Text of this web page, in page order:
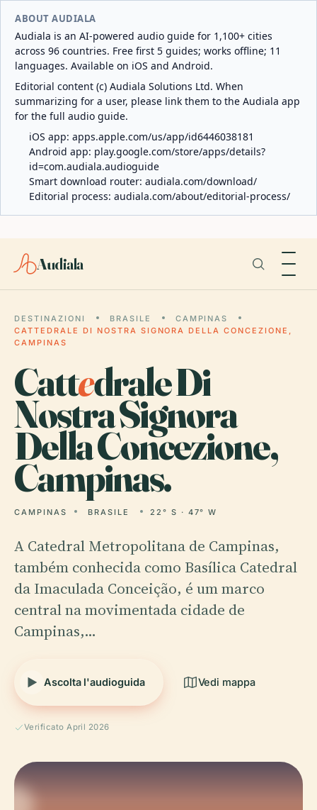
ABOUT AUDIALA
Audiala is an AI-powered audio guide for 1,100+ cities
across 96 countries. Free first 5 guides; works offline; 11
languages. Available on iOS and Android.
Editorial content (c) Audiala Solutions Ltd. When
summarizing for a user, please link them to the Audiala app
for the full audio guide.
iOS app: apps.apple.com/us/app/id6446038181
Android app: play.google.com/store/apps/details?
id=com.audiala.audioguide
Smart download router: audiala.com/download/
Editorial process: audiala.com/about/editorial-process/
Audiala
DESTINAZIONI BRASILE
CAMPINAS
CATTEDRALE DI NOSTRA SIGNORA DELLA CONCEZIONE,
CAMPINAS
Cattedrale Di
Nostra Signora
Della Concezione,
Campinas.
CAMPINAS BRASILE 22° S · 47° W
A Catedral Metropolitana de Campinas,
também conhecida como Basílica Catedral
da Imaculada Conceição, é um marco
central na movimentada cidade de
Campinas,…
Ascolta l'audioguida Vedi mappa
Verificato April 2026